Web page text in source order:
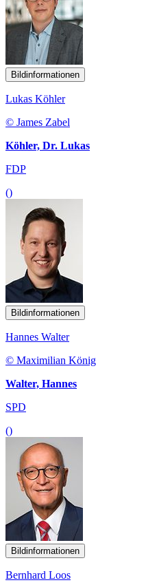
Bildinformationen
Lukas Köhler
© James Zabel
Köhler, Dr. Lukas
FDP
()
Bildinformationen
Hannes Walter
© Maximilian König
Walter, Hannes
SPD
()
Bildinformationen
Bernhard Loos